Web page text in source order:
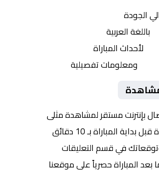
الجودة
باللغة العربية
لأحداث المباراة
ومعلومات تفصيلية
بإنترنت مستقر لمشاهدة مثلى
المباراة بـ 10 دقائق
في قسم التعليقات
بعد المباراة حصرياً على موقعنا